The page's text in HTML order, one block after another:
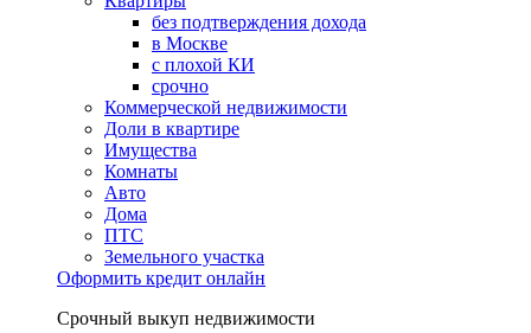
без подтверждения дохода
в Москве
с плохой КИ
срочно
Коммерческой недвижимости
Доли в квартире
Имущества
Комнаты
Авто
Дома
ПТС
Земельного участка
Оформить кредит онлайн
Срочный выкуп недвижимости